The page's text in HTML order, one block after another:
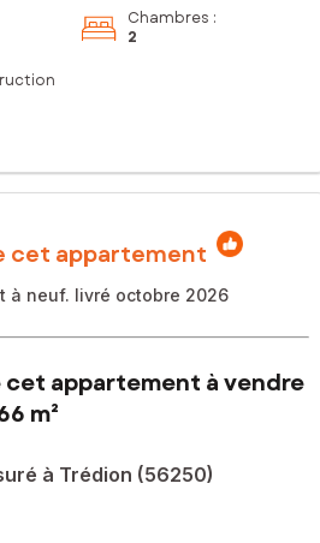
Chambres :
2
cet appartement
à neuf. livré octobre 2026
appartement à vendre
m²
à Trédion (56250)
entièrement rénové, situé